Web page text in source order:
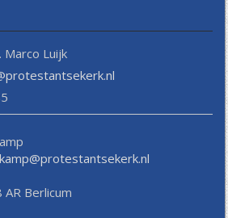
Marco Luijk
Berlicum